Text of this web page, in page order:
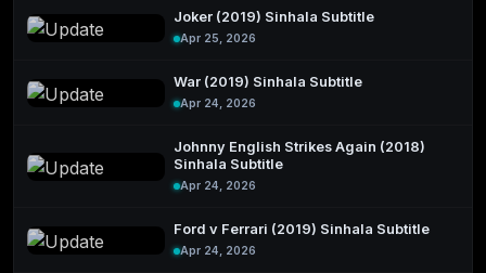
Joker (2019) Sinhala Subtitle
Apr 25, 2026
War (2019) Sinhala Subtitle
Apr 24, 2026
Johnny English Strikes Again (2018)
Sinhala Subtitle
Apr 24, 2026
Ford v Ferrari (2019) Sinhala Subtitle
Apr 24, 2026